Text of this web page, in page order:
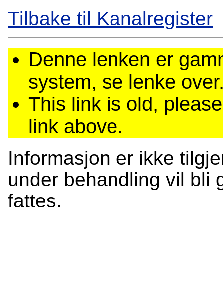
Tilbake til Kanalregister
Denne lenken er
system, se lenke
This link is old,
link above.
Informasjon er ikke
under behandling vil bli
fattes.